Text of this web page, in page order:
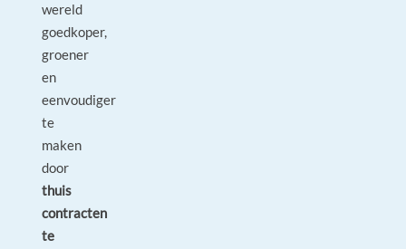
wereld
goedkoper,
groener
en
eenvoudiger
te
maken
door
thuis
contracten
te